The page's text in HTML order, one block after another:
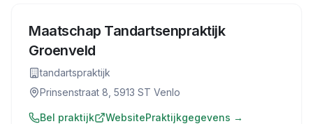
Maatschap Tandartsenpraktijk
Groenveld
tandartspraktijk
Prinsenstraat 8, 5913 ST Venlo
Bel praktijk WebsitePraktijkgegevens →